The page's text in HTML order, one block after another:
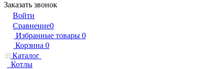
Заказать звонок
Войти
Сравнение0
Избранные товары 0
Корзина 0
Каталог
Котлы